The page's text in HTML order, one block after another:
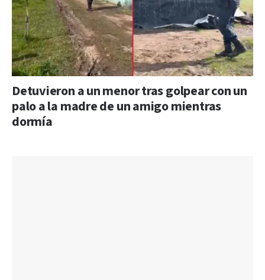
Detuvieron a un menor tras golpear con un
palo a la madre de un amigo mientras
dormía